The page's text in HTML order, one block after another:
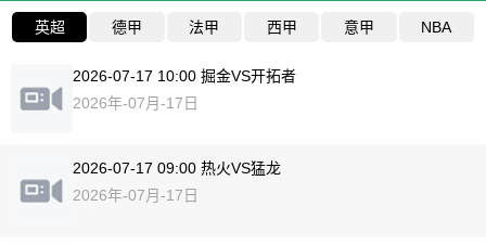
英超 德甲 法甲 西甲 意甲 NBA
2026-07-17 10:00 掘金VS开拓者
2026年-07月-17日
2026-07-17 09:00 热火VS猛龙
2026年-07月-17日